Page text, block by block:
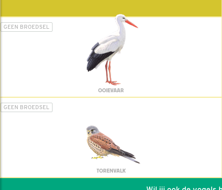
GEEN BROEDSEL
OOIEVAAR
GEEN BROEDSEL
TORENVALK